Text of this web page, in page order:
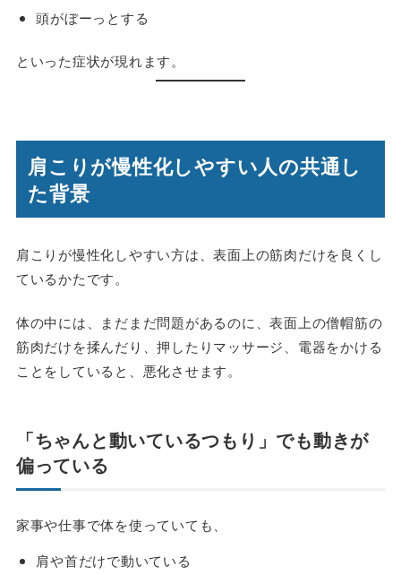
頭がぼーっとする
といった症状が現れます。
肩こりが慢性化しやすい人の共通し
た背景
肩こりが慢性化しやすい方は、表面上の筋肉だけを良くし
ているかたです。
体の中には、まだまだ問題があるのに、表面上の僧帽筋の
筋肉だけを揉んだり、押したりマッサージ、電器をかける
ことをしていると、悪化させます。
「ちゃんと動いているつもり」でも動きが
偏っている
家事や仕事で体を使っていても、
肩や首だけで動いている